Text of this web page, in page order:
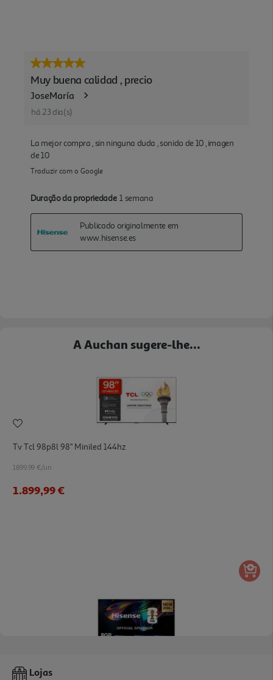
A Auchan sugere-lhe...
Tv Tcl 98p8l 98" Miniled 144hz
1899.99 €/un
1.899,99 €
Tv Rgb Miniled Hisense 100ur8s (100" 180hz Smart Tv 254cm)
Lojas